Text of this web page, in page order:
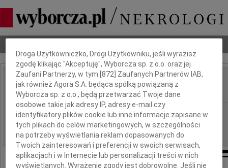
IMIĘ I NAZWISKO: Jacek Śliwowski
REGION: Warszawa
DATA EMISJI: 22.09.2009
Dbamy o Twoją prywatność
Droga Użytkowniczko, Drogi Użytkowniku, jeśli wyrazisz
zgodę klikając "Akceptuję", Wyborcza sp. z o.o. oraz jej
Zaufani Partnerzy, w tym [872] Zaufanych Partnerów IAB,
jak również Agora S.A. będąca spółką powiązaną z
Wyborcza sp. z o.o., będą przetwarzać Twoje dane
osobowe takie jak adresy IP, adresy e-mail czy
identyfikatory plików cookie lub inne informacje zapisane w
tych plikach do celów marketingowych, w szczególności
na potrzeby wyświetlania reklam dopasowanych do
Twoich zainteresowań i preferencji w swoich serwisach,
aplikacjach i w Internecie lub personalizacji treści w nich
wyświetlanych. Wyrażenie zgody jest dobrowolne. Jeśli nie